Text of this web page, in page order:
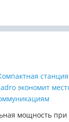
экономит
мощность